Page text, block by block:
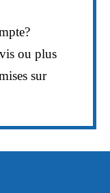
ou plus
sur